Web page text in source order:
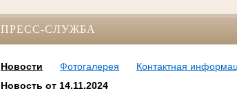
ПРЕСС-СЛУЖБА
Новости Фотогалерея
Контактная
Новость от 14.11.2024